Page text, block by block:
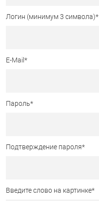
Логин (минимум 3 символа)*
E-Mail *
Пароль*
Подтверждение пароля*
Введите слово на картинке*